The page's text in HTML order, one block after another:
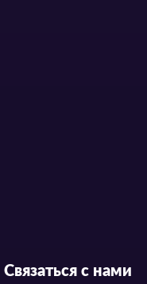
Связаться с нами